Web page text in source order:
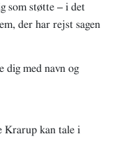
som støtte – i det
der har rejst sagen
dig med navn og
Krarup kan tale i